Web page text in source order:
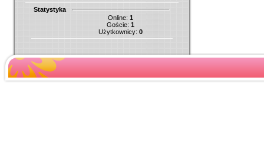
Statystyka
Online:1
Goście:1
Użytkownicy:0